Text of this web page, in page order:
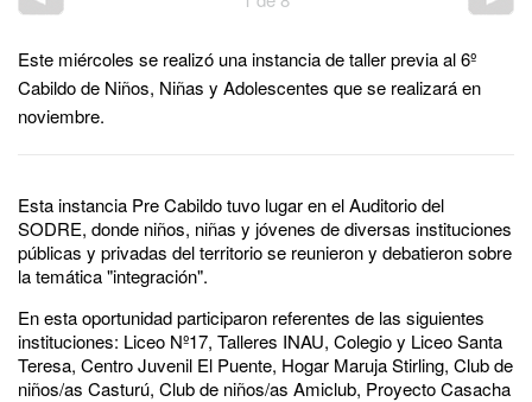
Este miércoles se realizó una instancia de taller previa al 6º
Cabildo de Niños, Niñas y Adolescentes que se realizará en
noviembre.
Esta instancia Pre Cabildo tuvo lugar en el Auditorio del
SODRE, donde niños, niñas y jóvenes de diversas instituciones
públicas y privadas del territorio se reunieron y debatieron sobre
la temática "integración".
En esta oportunidad participaron referentes de las siguientes
instituciones: Liceo Nº17, Talleres INAU, Colegio y Liceo Santa
Teresa, Centro Juvenil El Puente, Hogar Maruja Stirling, Club de
niños/as Casturú, Club de niños/as Amiclub, Proyecto Casacha